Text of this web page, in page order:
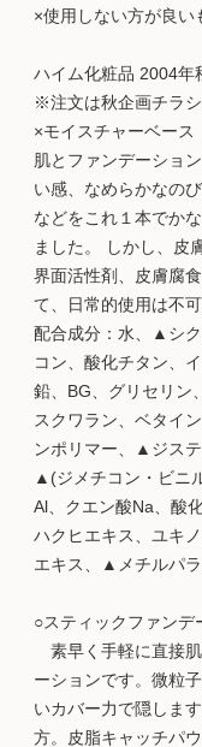
×使用しない方が良い
ハイム化粧品 2004年
※注文は秋企画チラシ
×モイスチャーベース
肌とファンデーショ
い感、なめらかなの
などをこれ１本でか
ました。 しかし、皮
界面活性剤、皮膚腐
て、日常的使用は不可
配合成分：水、▲シ
コン、酸化チタン、
鉛、BG、グリセリン
スクワラン、ベタイ
ンポリマー、▲ジステ
▲(ジメチコン・ビニ
Al、クエン酸Na、酸
ハクヒエキス、ユキ
エキス、▲メチルパ
○スティックファンデ
素早く手軽に直接
ーションです。微粒
いカバー力で隠しま
方。皮脂キャッチパ